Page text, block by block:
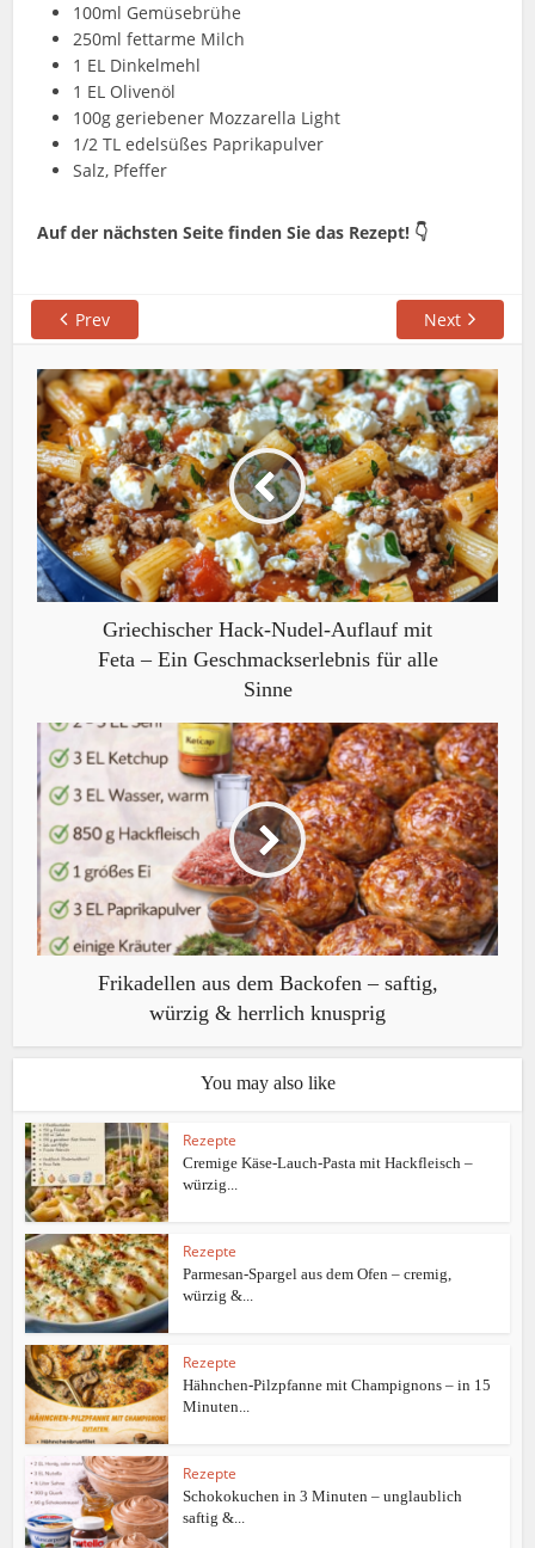
100ml Gemüsebrühe
250ml fettarme Milch
1 EL Dinkelmehl
1 EL Olivenöl
100g geriebener Mozzarella Light
1/2 TL edelsüßes Paprikapulver
Salz, Pfeffer
Auf der nächsten Seite finden Sie das Rezept! 👇
Prev Next
Griechischer Hack-Nudel-Auflauf mit
Feta – Ein Geschmackserlebnis für alle
Sinne
Frikadellen aus dem Backofen – saftig,
würzig & herrlich knusprig
You may also like
Rezepte
Cremige Käse-Lauch-Pasta mit Hackfleisch –
würzig...
Rezepte
Parmesan-Spargel aus dem Ofen – cremig,
würzig &...
Rezepte
Hähnchen-Pilzpfanne mit Champignons – in 15
Minuten...
Rezepte
Schokokuchen in 3 Minuten – unglaublich
saftig &...